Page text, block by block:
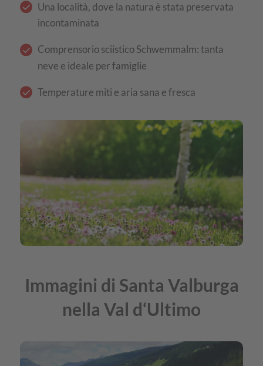
Una località, dove la natura è stata preservata
incontaminata
Comprensorio sciistico Schwemmalm: tanta
neve e ideale per famiglie
Temperature miti e aria sana e fresca
Immagini di Santa Valburga
nella Val d‘Ultimo